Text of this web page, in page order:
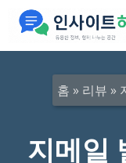
홈 » 리뷰 »
지메일